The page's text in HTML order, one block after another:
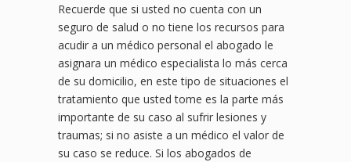
Recuerde que si usted no cuenta con un
seguro de salud o no tiene los recursos para
acudir a un médico personal el abogado le
asignara un médico especialista lo más cerca
de su domicilio, en este tipo de situaciones el
tratamiento que usted tome es la parte más
importante de su caso al sufrir lesiones y
traumas; si no asiste a un médico el valor de
su caso se reduce. Si los abogados de